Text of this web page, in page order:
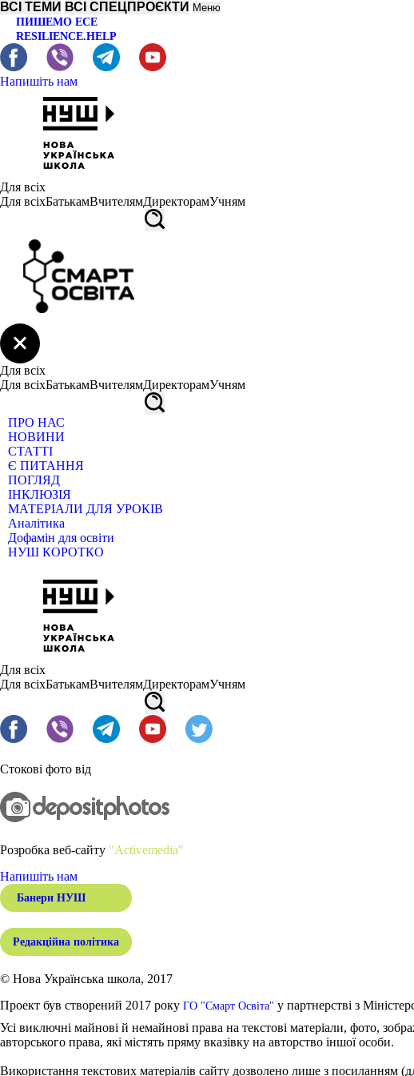
ВСІ ТЕМИ ВСІ СПЕЦПРОЄКТИ Меню
ПИШЕМО ЕСЕ
RESILIENCE.HELP
Напишіть нам
Для всіх
Для всіхБатькамВчителямДиректорамУчням
Для всіх
Для всіхБатькамВчителямДиректорамУчням
ПРО НАС
НОВИНИ
СТАТТІ
Є ПИТАННЯ
ПОГЛЯД
ІНКЛЮЗІЯ
МАТЕРІАЛИ ДЛЯ УРОКІВ
Аналітика
Дофамін для освіти
НУШ КОРОТКО
Для всіх
Для всіхБатькамВчителямДиректорамУчням
Стокові фото від
Розробка веб-сайту "Activemedia"
Напишіть нам
Банери НУШ
Редакційна політика
© Нова Українська школа, 2017
Проект був створений 2017 року ГО "Смарт Освіта" у партнерстві з
Усі виключні майнові й немайнові права на текстові матеріали, фото,
авторського права, які містять пряму вказівку на авторство іншої особи.
Використання текстових матеріалів сайту дозволено лише з посиланням